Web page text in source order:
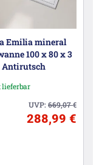
Emilia mineral
100 x 80 x 3
Antirutsch
lieferbar
UVP:669,07€
288,99 €